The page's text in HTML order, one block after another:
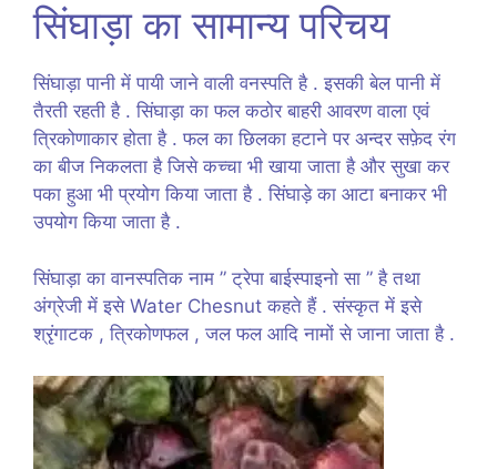
सिंघाड़ा का सामान्य परिचय
सिंघाड़ा पानी में पायी जाने वाली वनस्पति है . इसकी बेल पानी में
तैरती रहती है . सिंघाड़ा का फल कठोर बाहरी आवरण वाला एवं
त्रिकोणाकार होता है . फल का छिलका हटाने पर अन्दर सफ़ेद रंग
का बीज निकलता है जिसे कच्चा भी खाया जाता है और सुखा कर
पका हुआ भी प्रयोग किया जाता है . सिंघाड़े का आटा बनाकर भी
उपयोग किया जाता है .
सिंघाड़ा का वानस्पतिक नाम ” ट्रेपा बाईस्पाइनो सा ” है तथा
अंग्रेजी में इसे Water Chesnut कहते हैं . संस्कृत में इसे
श्रृंगाटक , त्रिकोणफल , जल फल आदि नामों से जाना जाता है .